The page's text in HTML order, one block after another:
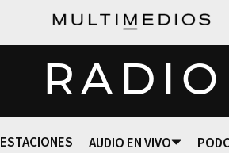
RADIO
ESTACIONES AUDIO EN VIVO